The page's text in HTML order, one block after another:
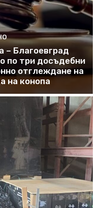
– Благоевград
по три досъдебни
отглеждане на
на конопа